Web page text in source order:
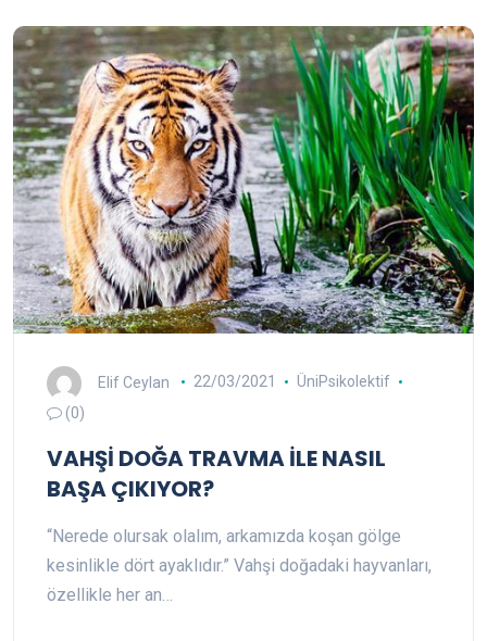
Elif Ceylan 22/03/2021
ÜniPsikolektif
(0)
VAHŞİ DOĞA TRAVMA İLE NASIL
BAŞA ÇIKIYOR?
“Nerede olursak olalım, arkamızda koşan gölge
kesinlikle dört ayaklıdır.” Vahşi doğadaki hayvanları,
özellikle her an…